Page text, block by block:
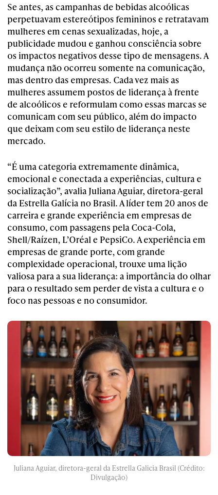
Se antes, as campanhas de bebidas alcoólicas
perpetuavam estereótipos femininos e retratavam
mulheres em cenas sexualizadas, hoje, a
publicidade mudou e ganhou consciência sobre
os impactos negativos desse tipo de mensagens. A
mudança não ocorreu somente na comunicação,
mas dentro das empresas. Cada vez mais as
mulheres assumem postos de liderança à frente
de alcoólicos e reformulam como essas marcas se
comunicam com seu público, além do impacto
que deixam com seu estilo de liderança neste
mercado.
“É uma categoria extremamente dinâmica,
emocional e conectada a experiências, cultura e
socialização”, avalia Juliana Aguiar, diretora-geral
da Estrella Galícia no Brasil. A líder tem 20 anos de
carreira e grande experiência em empresas de
consumo, com passagens pela Coca-Cola,
Shell/Raízen, L’Oréal e PepsiCo. A experiência em
empresas de grande porte, com grande
complexidade operacional, trouxe uma lição
valiosa para a sua liderança: a importância do olhar
para o resultado sem perder de vista a cultura e o
foco nas pessoas e no consumidor.
Juliana Aguiar, diretora-geral da Estrella Galicia Brasil (Crédito:
Divulgação)